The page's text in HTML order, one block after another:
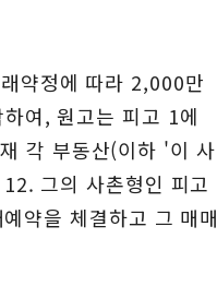
약정에 따라 2,000만
여, 원고는 피고 1에
각 부동산(이하 '이 사
그의 사촌형인 피고
약을 체결하고 그 매매